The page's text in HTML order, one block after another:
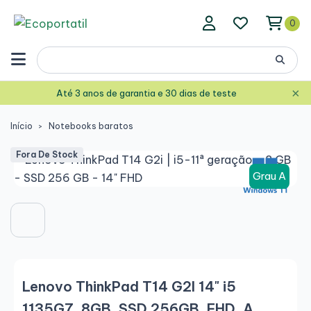
0
Até 3 anos de garantia e 30 dias de teste ×
Início Notebooks baratos
Grau A
Fora De Stock
Lenovo ThinkPad T14 G2I 14" i5